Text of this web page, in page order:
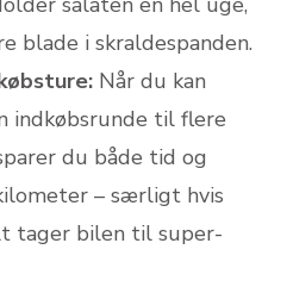
blade i skraldespanden.
Når du kan
indkøbs­runde til flere
du både tid og
– særligt hvis
tager bilen til super­